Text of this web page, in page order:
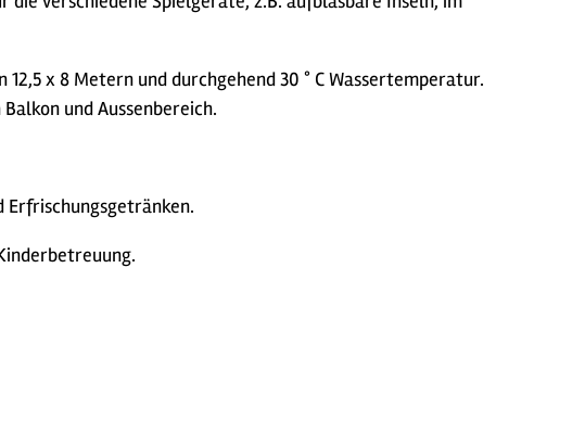
x 8 Metern und durchgehend 30 ° C Wassertemperatur.
und Aussenbereich.
Erfrischungsgetränken.